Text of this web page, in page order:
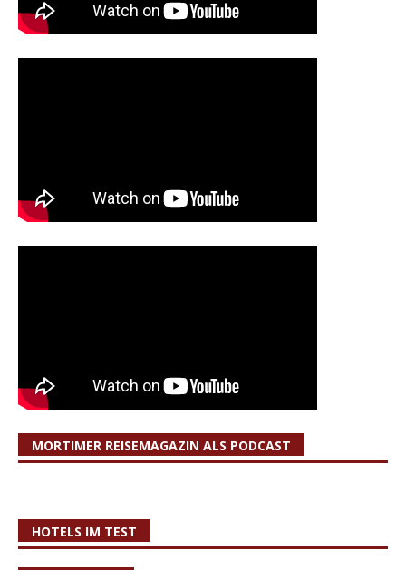
MORTIMER REISEMAGAZIN ALS PODCAST
HOTELS IM TEST